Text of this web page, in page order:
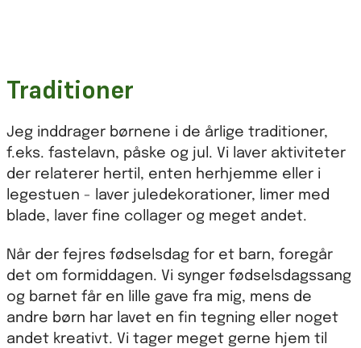
Traditioner
Jeg inddrager børnene i de årlige traditioner,
f.eks. fastelavn, påske og jul. Vi laver aktiviteter
der relaterer hertil, enten herhjemme eller i
legestuen - laver juledekorationer, limer med
blade, laver fine collager og meget andet.
Når der fejres fødselsdag for et barn, foregår
det om formiddagen. Vi synger fødselsdagssang
og barnet får en lille gave fra mig, mens de
andre børn har lavet en fin tegning eller noget
andet kreativt. Vi tager meget gerne hjem til